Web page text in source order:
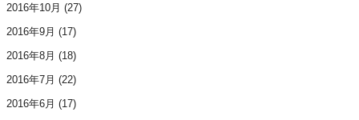
2016年10月 (27)
2016年9月 (17)
2016年8月 (18)
2016年7月 (22)
2016年6月 (17)